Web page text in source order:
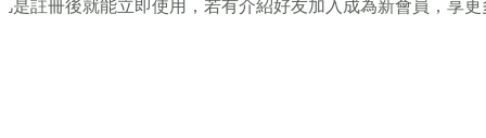
是註冊後就能立即使用，若有介紹好友加入成為新會員，享更